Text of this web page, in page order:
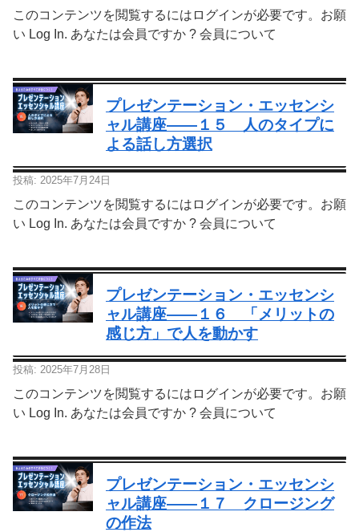
このコンテンツを閲覧するにはログインが必要です。お願
い Log In. あなたは会員ですか ? 会員について
プレゼンテーション・エッセンシ
ャル講座—―１５ 人のタイプに
よる話し方選択
投稿: 2025年7月24日
このコンテンツを閲覧するにはログインが必要です。お願
い Log In. あなたは会員ですか ? 会員について
プレゼンテーション・エッセンシ
ャル講座—―１６ 「メリットの
感じ方」で人を動かす
投稿: 2025年7月28日
このコンテンツを閲覧するにはログインが必要です。お願
い Log In. あなたは会員ですか ? 会員について
プレゼンテーション・エッセンシ
ャル講座—―１７ クロージング
の作法